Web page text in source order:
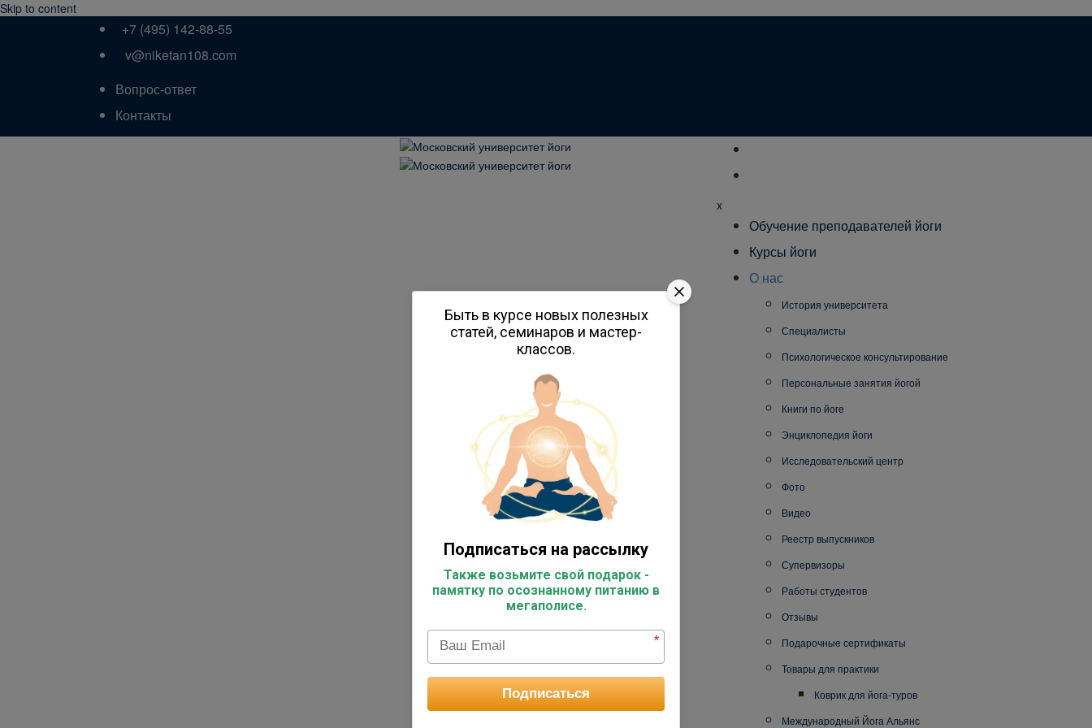
Skip to content
+7 (495) 142-88-55
v@niketan108.com
Вопрос-ответ
Контакты
x
Обучение преподавателей йоги
Курсы йоги
О нас
История университета
Специалисты
Психологическое консультирование
Персональные занятия йогой
Книги по йоге
Энциклопедия йоги
Исследовательский центр
Фото
Видео
Реестр выпускников
Супервизоры
Работы студентов
Отзывы
Подарочные сертификаты
Товары для практики
Коврик для йога-туров
Международный Йога Альянс
Быть в курсе новых полезных
статей, семинаров и мастер-
классов.
Подписаться на рассылку
Также возьмите свой подарок -
памятку по осознанному питанию в
мегаполисе.
*
Подписаться